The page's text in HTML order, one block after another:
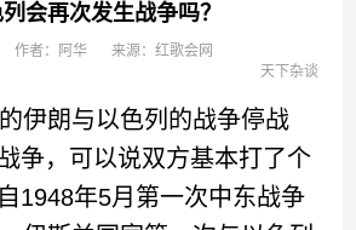
会再次发生战争吗？
作者：阿华
来源：红歌会网
天下杂谈
朗与以色列的战争停战
争，可以说双方基本打了个
1948年5月第一次中东战争